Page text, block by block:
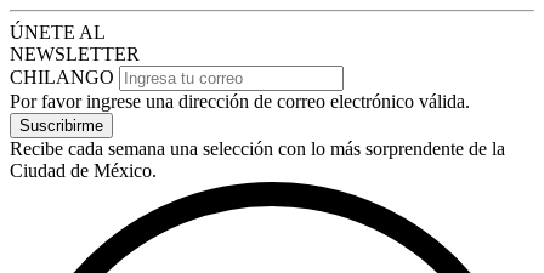
ÚNETE AL
NEWSLETTER
CHILANGO
Por favor ingrese una dirección de correo electrónico válida.
Suscribirme
Recibe cada semana una selección con lo más sorprendente de la
Ciudad de México.